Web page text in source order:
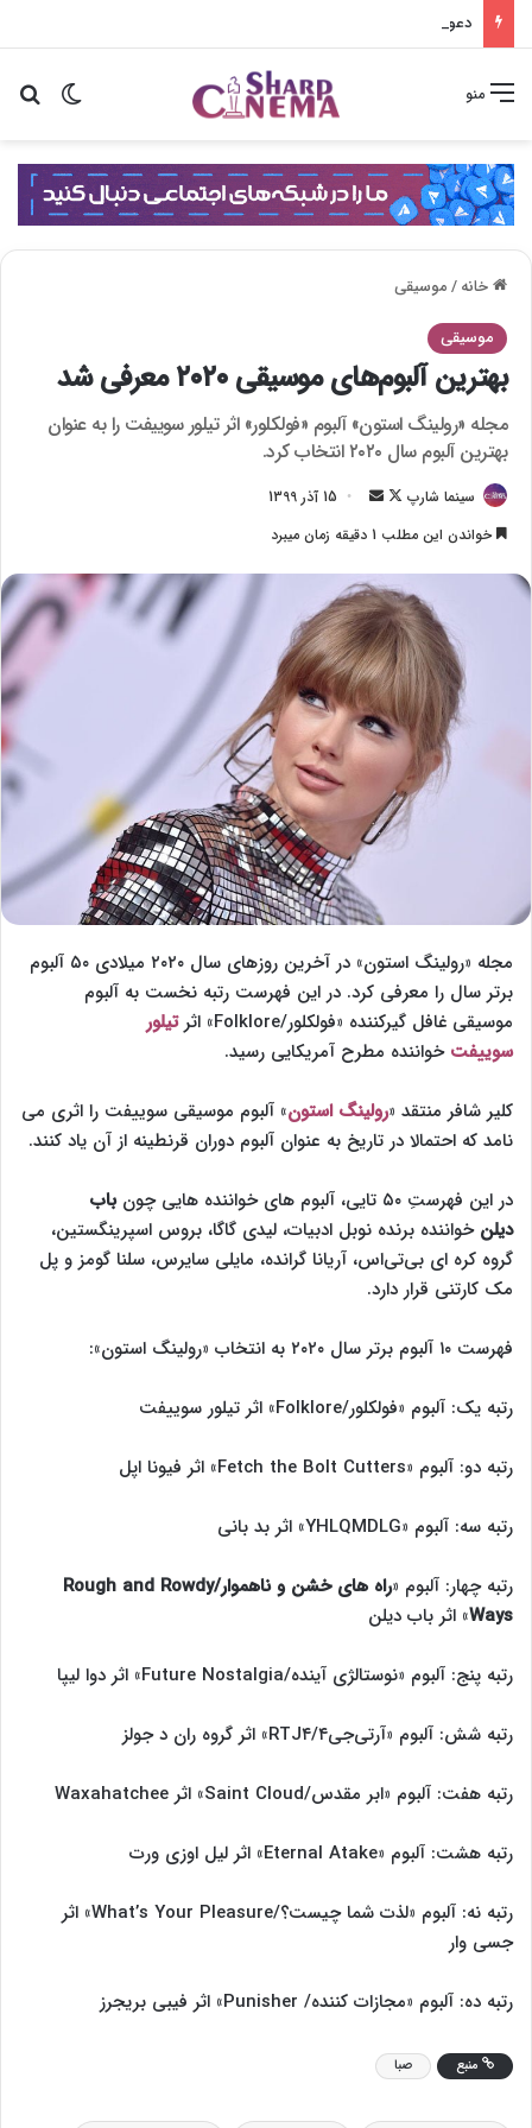
دعوا بزرگ جی سونگ و ها یون کیونگ در شغل آپارتمان
تغییر منو
خانه/موسیقی
موسیقی
بهترین آلبوم‌های موسیقی ۲۰۲۰ معرفی شد
مجله «رولینگ استون» آلبوم «فولکلور» اثر تیلور سوییفت را به عنوان
بهترین آلبوم سال ۲۰۲۰ انتخاب کرد.
سینما شارپ
F
l
o
w
o
n
X
ا
ل
ا
ی
م
ی
ل
15 آذر 1399
خواندن این مطلب 1 دقیقه زمان میبرد
مجله «رولینگ استون» در آخرین روزهای سال ۲۰۲۰ میلادی ۵۰ آلبوم
برتر سال را معرفی کرد. در این فهرست رتبه نخست به آلبوم
موسیقی غافل گیرکننده «فولکلور/Folklore» اثر
تیلور
سوییفت خواننده مطرح آمریکایی رسید.
کلیر شافر منتقد «رولینگ استون» آلبوم موسیقی سوییفت را اثری می
نامد که احتمالا در تاریخ به عنوان آلبوم دوران قرنطینه از آن یاد کنند.
در این فهرستِ ۵۰ تایی، آلبوم های خواننده هایی چون
باب
دیلن خواننده برنده نوبل ادبیات، لیدی گاگا، بروس اسپرینگستین،
گروه کره ای بی‌تی‌اس، آریانا گرانده، مایلی سایرس، سلنا گومز و پل
مک کارتنی قرار دارد.
فهرست ۱۰ آلبوم برتر سال ۲۰۲۰ به انتخاب «رولینگ استون»:
رتبه یک: آلبوم «فولکلور/Folklore» اثر تیلور سوییفت
رتبه دو: آلبوم «Fetch the Bolt Cutters» اثر فیونا اپل
رتبه سه: آلبوم «YHLQMDLG» اثر بد بانی
رتبه چهار: آلبوم «
راه های خشن و ناهموار/Rough and Rowdy
Ways» اثر باب دیلن
رتبه پنج: آلبوم «نوستالژی آینده/Future Nostalgia» اثر دوا لیپا
رتبه شش: آلبوم «آرتی‌جی۴/RTJ۴» اثر گروه ران د جولز
رتبه هفت: آلبوم «ابر مقدس/Saint Cloud» اثر Waxahatchee
رتبه هشت: آلبوم «Eternal Atake» اثر لیل اوزی ورت
رتبه نه: آلبوم «لذت شما چیست؟/What’s Your Pleasure» اثر
جسی وار
رتبه ده: آلبوم «مجازات کننده/ Punisher» اثر فیبی بریجرز
منبع صبا